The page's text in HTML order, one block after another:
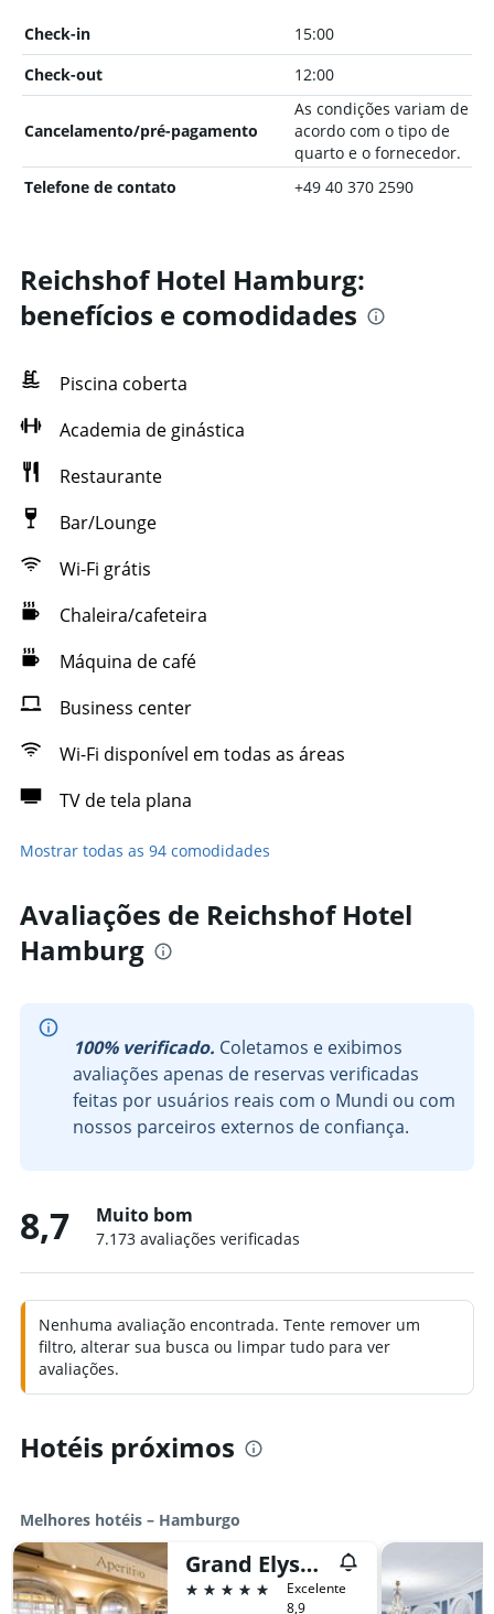
Check-in
15:00
Check-out
12:00
Cancelamento/pré-pagamento
As condições variam de
acordo com o tipo de
quarto e o fornecedor.
Telefone de contato
+49 40 370 2590
Reichshof Hotel Hamburg:
benefícios e comodidades
Piscina coberta
Academia de ginástica
Restaurante
Bar/Lounge
Wi-Fi grátis
Chaleira/cafeteira
Máquina de café
Business center
Wi-Fi disponível em todas as áreas
TV de tela plana
Mostrar todas as 94 comodidades
Avaliações de Reichshof Hotel
Hamburg
100% verificado. Coletamos e exibimos
avaliações apenas de reservas verificadas
feitas por usuários reais com o Mundi ou com
nossos parceiros externos de confiança.
8,7 Muito bom
7.173 avaliações verificadas
Nenhuma avaliação encontrada. Tente remover um
filtro, alterar sua busca ou limpar tudo para ver
avaliações.
Hotéis próximos
Melhores hotéis – Hamburgo
Grand Elysee Hamburg
5 estrelas
Excelente
8,9